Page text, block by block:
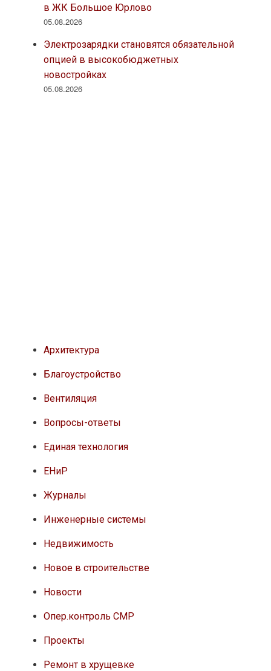
в ЖК Большое Юрлово
05.08.2026
Электрозарядки становятся обязательной
опцией в высокобюджетных
новостройках
05.08.2026
Архитектура
Благоустройство
Вентиляция
Вопросы-ответы
Единая технология
ЕНиР
Журналы
Инженерные системы
Недвижимость
Новое в строительстве
Новости
Опер.контроль СМР
Проекты
Ремонт в хрущевке